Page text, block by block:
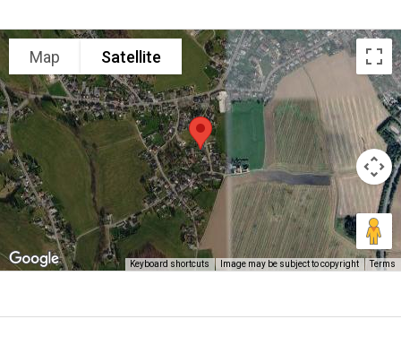
Map Satellite
Keyboard shortcuts Image may be subject to copyright Terms